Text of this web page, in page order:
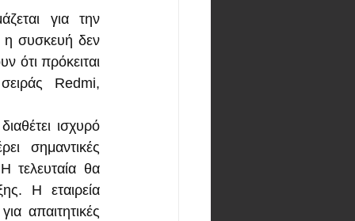
για την
η συσκευή δεν
ότι πρόκειται
Redmi,
ισχυρό
σημαντικές
τελευταία θα
Η εταιρεία
απαιτητικές